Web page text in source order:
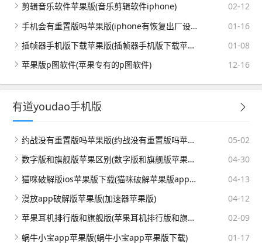
剪辑音乐软件苹果版(音乐剪辑软件iphone)
02-12
手机会有重置版吗苹果版(iphone有恢复出厂设置吗)
01-16
插帧器手机版下载苹果版(插帧器手机版下载苹果版安装)
01-08
苹果版p图软件(苹果专有的p图软件)
12-16
有道youdao手机版
约战没有重置版吗苹果版(约战没有重置版吗苹果版怎么下载)
05-02
数字版和旗舰版苹果区别(数字版和旗舰版苹果区别大吗)
04-30
猫咪破解版ios苹果版下载(猫咪破解苹果版app手机版)
04-13
漫放app破解版苹果版(加速器苹果版)
04-12
苹果耳机排行版和旗舰版(苹果耳机排行版和旗舰版的区别)
02-09
蜗牛小宝app苹果版(蜗牛小宝app苹果版下载)
01-17